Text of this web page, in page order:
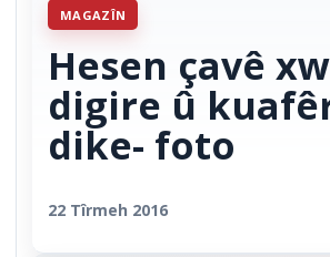
MAGAZÎN
Hesen çavê
digire û
dike- foto
22 Tîrmeh 2016